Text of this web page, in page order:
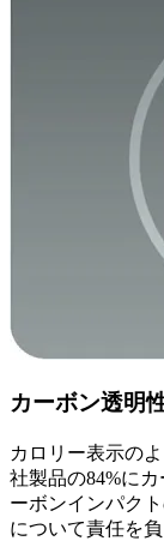
カーボン透明
カロリー表示の
社製品の84%に
ーボンインパク
について責任を負